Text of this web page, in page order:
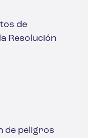
de
Resolución
de peligros